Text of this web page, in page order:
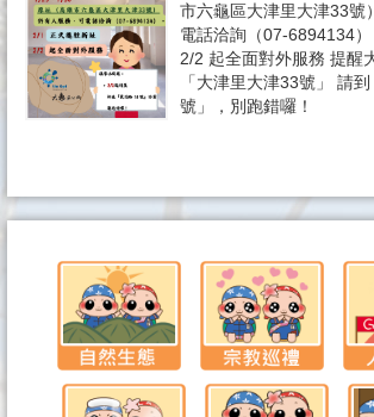
市六龜區大津里大津33號
電話洽詢（07-6894134
2/2 起全面對外服務 提醒
「大津里大津33號」 請
號」，別跑錯囉！